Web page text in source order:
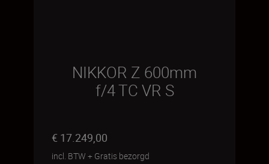
NIKKOR Z 600mm
f/4 TC VR S
€ 17.249,00
incl. BTW + Gratis bezorgd